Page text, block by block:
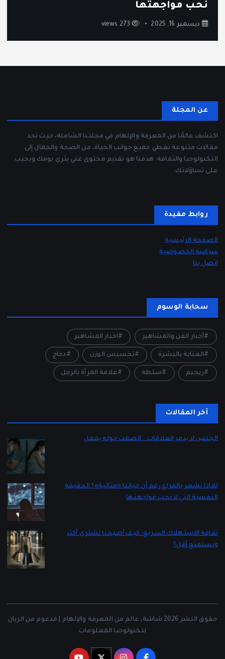
نحب مواجهتها
ديسمبر 16, 2025 273 views
عن المجلة
اكتشف عالمًا من المعرفة والإلهام في مجلتنا الشاملة، حيث تجد
مقالات متنوعة تغطي جميع جوانب الحياة، من الصحة والجمال إلى
التكنولوجيا والثقافة. هدفنا هو تقديم محتوى غني يثري يومك ويجيب
على تساؤلاتك.
روابط مفيدة
الصفحة الرئيسية
سياسة الخصوصية
اتصل بنا
سحابة الوسوم
أخبار الفن والمشاهير اخبار المشاهير
العناية بالبشرة تخسيس الوزن دجاج
ريجيم سلطة علاقة المرأة بالرجل
آخر المقالات
الجنس لا يدمر العلاقات… الصمت حوله يفعل
لماذا نشعر بالفراغ رغم أن حياتنا «مثالية»؟ الحقيقة
النفسية التي لا نحب مواجهتها
ثقافة الاستهلاك السريع: كيف أصبحنا نشتري أكثر
ونستمتع أقل؟
حقوق النشر 2026 شاشة، عالم من المعرفة والإلهام | مدعوم من الريان
لتكنولوجيا المعلومات